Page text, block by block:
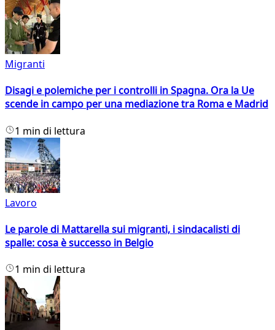
Migranti
Disagi e polemiche per i controlli in Spagna. Ora la Ue
scende in campo per una mediazione tra Roma e Madrid
1 min di lettura
Lavoro
Le parole di Mattarella sui migranti, i sindacalisti di
spalle: cosa è successo in Belgio
1 min di lettura